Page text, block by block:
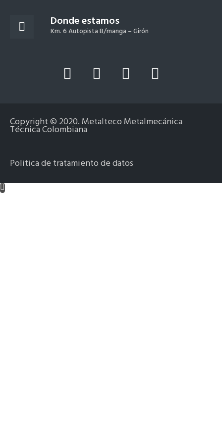
Donde estamos
Km. 6 Autopista B/manga – Girón
L
i
k
e
i
n
Y
o
t
u
e
F
a
e
b
o
k
-
I
n
t
a
m
Copyright © 2020. Metalteco Metalmecánica
Técnica Colombiana
Politica de tratamiento de datos